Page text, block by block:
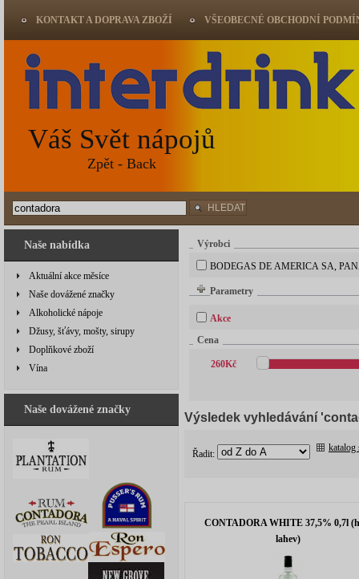
Naše nabídka
Aktuální akce měsíce
Naše dovážené značky
Alkoholické nápoje
Džusy, šťávy, mošty, sirupy
Doplňkové zboží
Vína
Naše dovážené značky
Výrobci
BODEGAS DE AMERICA SA,
Parametry
Akce
Cena
260Kč
Výsledek vyhledávání
Řadit:
katalog
CONTADORA WHITE 37,5% 0,7l
lahev)
KONTAKT A DOPRAVA ZBOŽÍ VŠEOBECNÉ OBCHODNÍ
Váš Svět nápojů
Zpět - Back
HLEDAT